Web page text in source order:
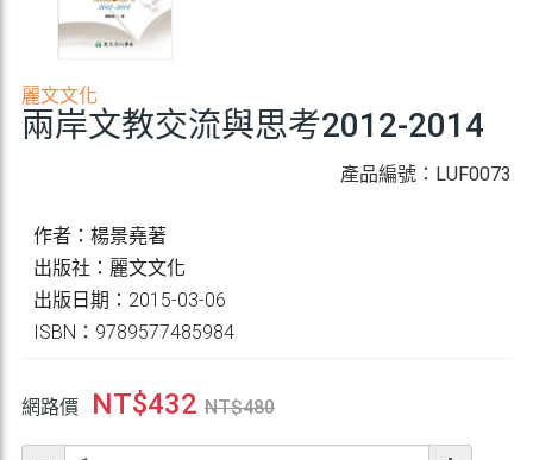
麗文文化
兩岸文教交流與思考2012-2014
產品編號：LUF0073
作者：楊景堯著
出版社：麗文文化
出版日期：2015-03-06
ISBN：9789577485984
網路價 NT$432 NT$480